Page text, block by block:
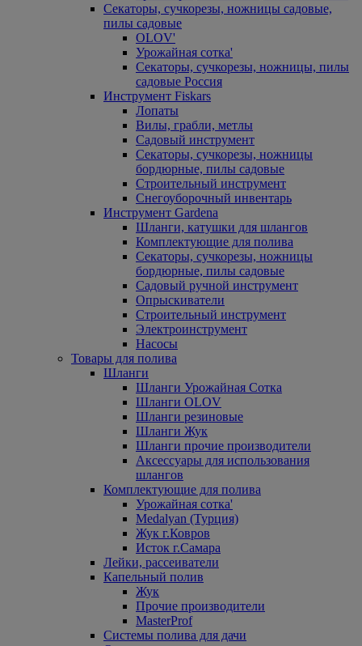
Секаторы, сучкорезы, ножницы садовые,
пилы садовые
OLOV'
Урожайная сотка'
Секаторы, сучкорезы, ножницы, пилы
садовые Россия
Инструмент Fiskars
Лопаты
Вилы, грабли, метлы
Садовый инструмент
Секаторы, сучкорезы, ножницы
бордюрные, пилы садовые
Строительный инструмент
Снегоуборочный инвентарь
Инструмент Gardena
Шланги, катушки для шлангов
Комплектующие для полива
Секаторы, сучкорезы, ножницы
бордюрные, пилы садовые
Садовый ручной инструмент
Опрыскиватели
Строительный инструмент
Электроинструмент
Насосы
Товары для полива
Шланги
Шланги Урожайная Сотка
Шланги OLOV
Шланги резиновые
Шланги Жук
Шланги прочие производители
Аксессуары для использования
шлангов
Комплектующие для полива
Урожайная сотка'
Medalyan (Турция)
Жук г.Ковров
Исток г.Самара
Лейки, рассеиватели
Капельный полив
Жук
Прочие производители
MasterProf
Системы полива для дачи